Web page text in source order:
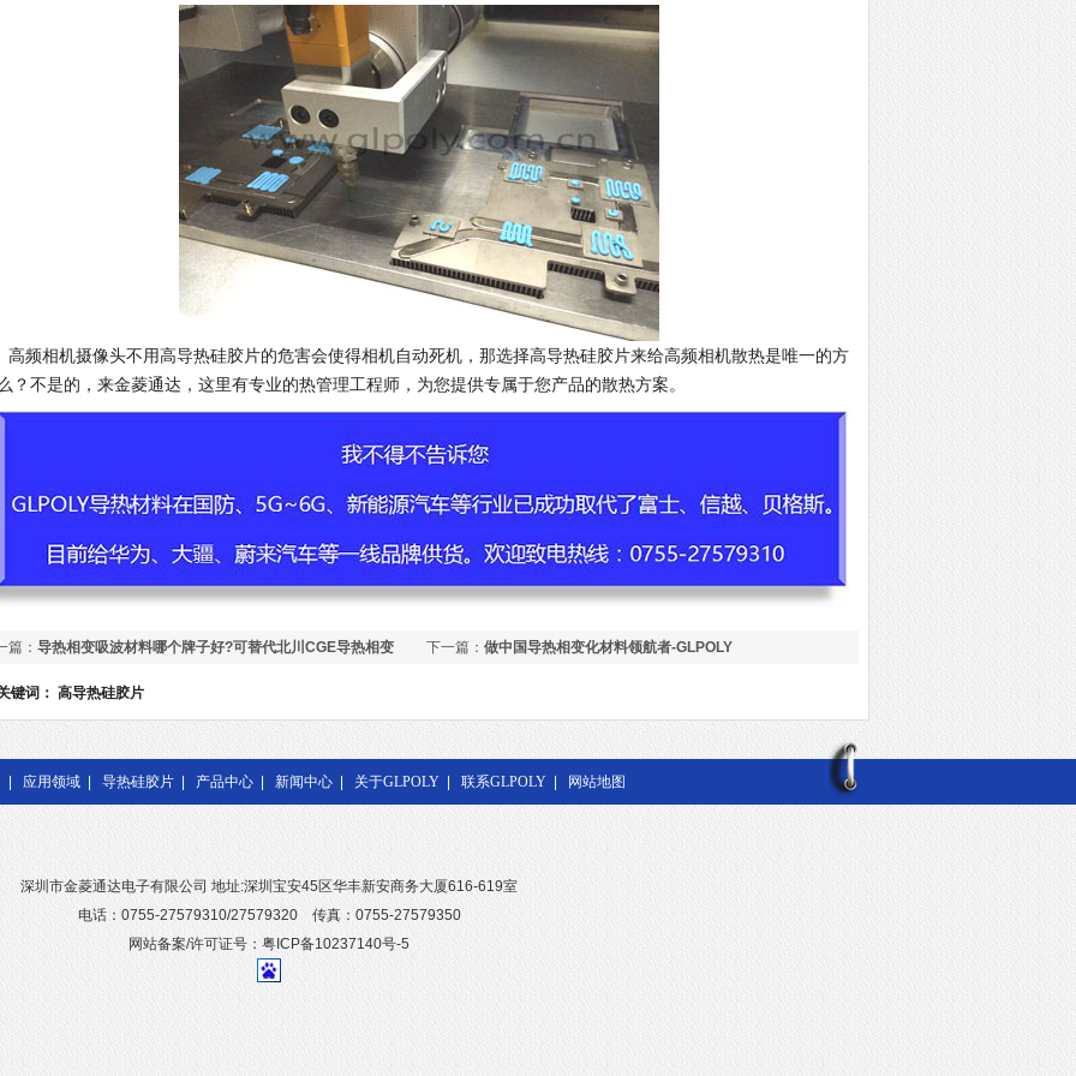
相机摄像头不用高导热硅胶片的危害会使得相机自动死机，那选择高导热硅胶片来给高频相机散热是唯一的方
？不是的，来金菱通达，这里有专业的热管理工程师，为您提供专属于您产品的散热方案。
篇： 导热相变吸波材料哪个牌子好?可替代北川CGE导热相变
材料
下一篇： 做中国导热相变化材料领航者-GLPOLY
键词： 高导热硅胶片
应用领域 导热硅胶片 产品中心 新闻中心 关于GLPOLY 联系GLPOLY 网站地图
深圳市金菱通达电子有限公司 地址:深圳宝安45区华丰新安商务大厦616-619室
电话：0755-27579310/27579320 传真：0755-27579350
网站备案/许可证号：粤ICP备10237140号-5